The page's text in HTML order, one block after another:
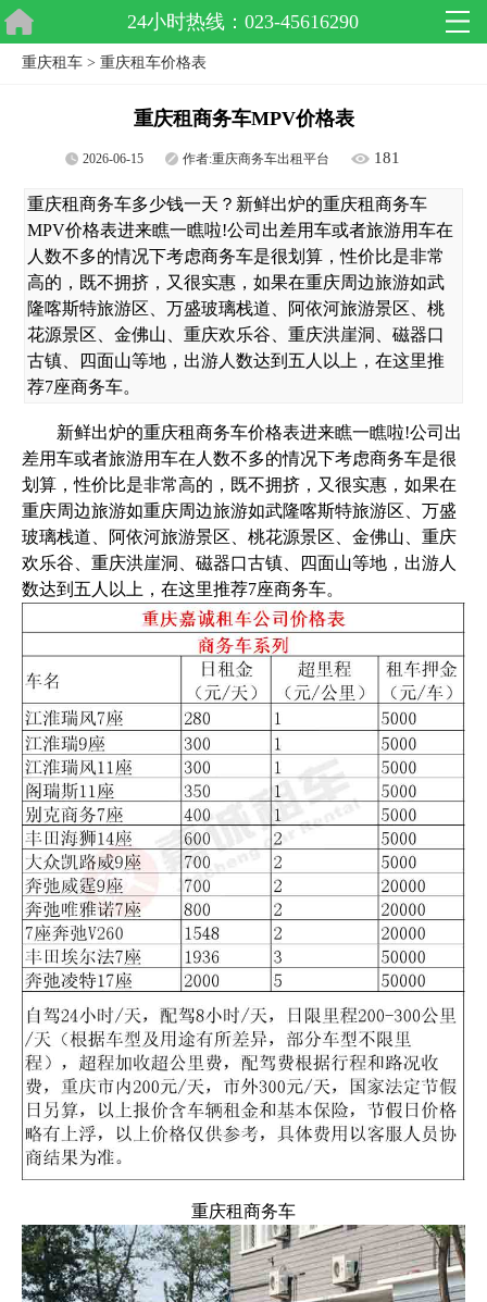
24小时热线：023-45616290
重庆租车 > 重庆租车价格表
重庆租商务车MPV价格表
2026-06-15 作者:重庆商务车出租平台 181
重庆租商务车多少钱一天？新鲜出炉的重庆租商务车
MPV价格表进来瞧一瞧啦!公司出差用车或者旅游用车在
人数不多的情况下考虑商务车是很划算，性价比是非常
高的，既不拥挤，又很实惠，如果在重庆周边旅游如武
隆喀斯特旅游区、万盛玻璃栈道、阿依河旅游景区、桃
花源景区、金佛山、重庆欢乐谷、重庆洪崖洞、磁器口
古镇、四面山等地，出游人数达到五人以上，在这里推
荐7座商务车。
新鲜出炉的重庆租商务车价格表进来瞧一瞧啦!公司出
差用车或者旅游用车在人数不多的情况下考虑商务车是很
划算，性价比是非常高的，既不拥挤，又很实惠，如果在
重庆周边旅游如重庆周边旅游如武隆喀斯特旅游区、万盛
玻璃栈道、阿依河旅游景区、桃花源景区、金佛山、重庆
欢乐谷、重庆洪崖洞、磁器口古镇、四面山等地，出游人
数达到五人以上，在这里推荐7座商务车。
重庆租商务车